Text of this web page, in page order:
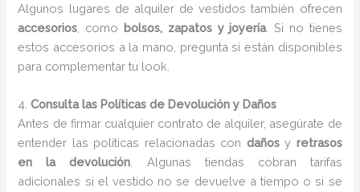
Algunos lugares de alquiler de vestidos también ofrecen
accesorios , como bolsos, zapatos y joyería. Si no tienes
estos accesorios a la mano, pregunta si están disponibles
para complementar tu look.
4.Consulta las Políticas de Devolución y Daños
Antes de firmar cualquier contrato de alquiler, asegúrate de
entender las políticas relacionadas con dañosy retrasos
en la devolución . Algunas tiendas cobran tarifas
adicionales si el vestido no se devuelve a tiempo o si se